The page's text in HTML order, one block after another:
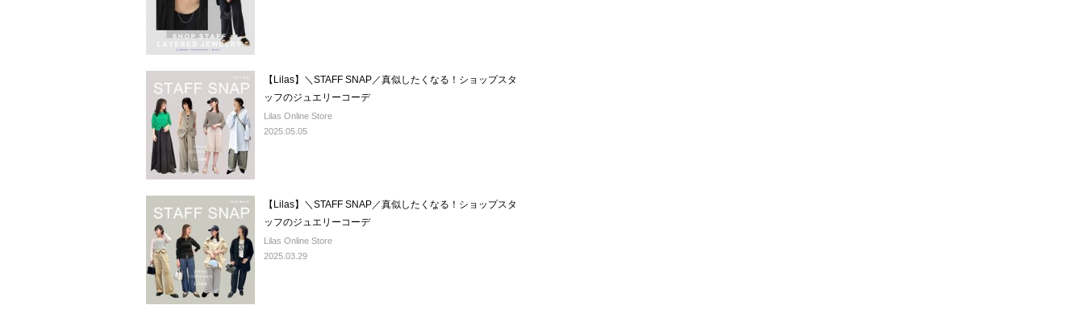
【Lilas】＼STAFF SNAP／真似したくなる！ショップスタ
ッフのジュエリーコーデ
Lilas Online Store
2025.05.05
【Lilas】＼STAFF SNAP／真似したくなる！ショップスタ
ッフのジュエリーコーデ
Lilas Online Store
2025.03.29